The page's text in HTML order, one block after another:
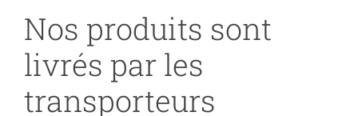
Nos produits sont
livrés par les
transporteurs